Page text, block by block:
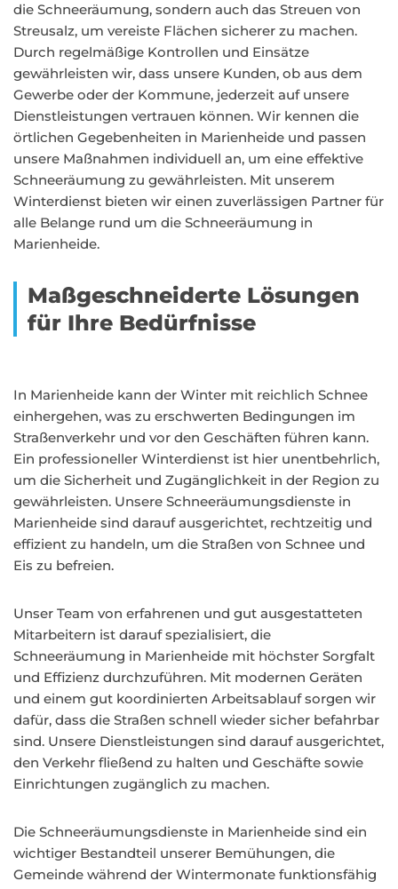
die Schneeräumung, sondern auch das Streuen von
Streusalz, um vereiste Flächen sicherer zu machen.
Durch regelmäßige Kontrollen und Einsätze
gewährleisten wir, dass unsere Kunden, ob aus dem
Gewerbe oder der Kommune, jederzeit auf unsere
Dienstleistungen vertrauen können. Wir kennen die
örtlichen Gegebenheiten in Marienheide und passen
unsere Maßnahmen individuell an, um eine effektive
Schneeräumung zu gewährleisten. Mit unserem
Winterdienst bieten wir einen zuverlässigen Partner für
alle Belange rund um die Schneeräumung in
Marienheide.
Maßgeschneiderte Lösungen
für Ihre Bedürfnisse
In Marienheide kann der Winter mit reichlich Schnee
einhergehen, was zu erschwerten Bedingungen im
Straßenverkehr und vor den Geschäften führen kann.
Ein professioneller Winterdienst ist hier unentbehrlich,
um die Sicherheit und Zugänglichkeit in der Region zu
gewährleisten. Unsere Schneeräumungsdienste in
Marienheide sind darauf ausgerichtet, rechtzeitig und
effizient zu handeln, um die Straßen von Schnee und
Eis zu befreien.
Unser Team von erfahrenen und gut ausgestatteten
Mitarbeitern ist darauf spezialisiert, die
Schneeräumung in Marienheide mit höchster Sorgfalt
und Effizienz durchzuführen. Mit modernen Geräten
und einem gut koordinierten Arbeitsablauf sorgen wir
dafür, dass die Straßen schnell wieder sicher befahrbar
sind. Unsere Dienstleistungen sind darauf ausgerichtet,
den Verkehr fließend zu halten und Geschäfte sowie
Einrichtungen zugänglich zu machen.
Die Schneeräumungsdienste in Marienheide sind ein
wichtiger Bestandteil unserer Bemühungen, die
Gemeinde während der Wintermonate funktionsfähig